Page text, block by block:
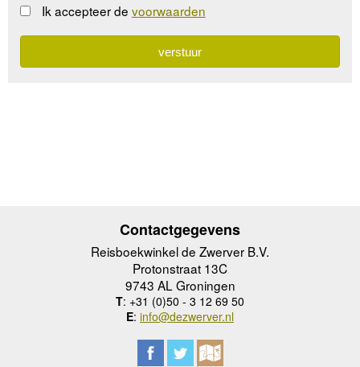
Ik accepteer de voorwaarden
Contactgegevens
Reisboekwinkel de Zwerver B.V.
Protonstraat 13C
9743 AL Groningen
T: +31 (0)50 - 3 12 69 50
E: info@dezwerver.nl